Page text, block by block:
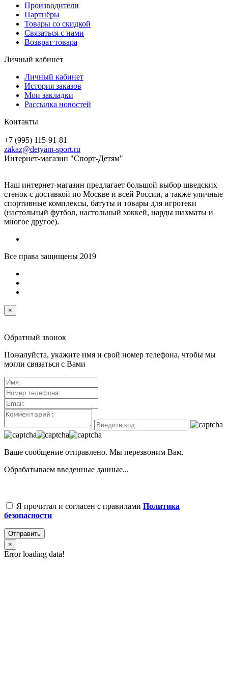
Производители
Партнёры
Товары со скидкой
Связаться с нами
Возврат товара
Личный кабинет
Личный кабинет
История заказов
Мои закладки
Рассылка новостей
Контакты
+7 (995) 115-91-81
zakaz@detyam-sport.ru
Интернет-магазин "Спорт-Детям"
Наш интернет-магазин предлагает большой выбор шведских
стенок с доставкой по Москве и всей России, а также уличные
спортивные комплексы, батуты и товары для игротеки
(настольный футбол, настольный хоккей, нарды шахматы и
многое другое).
Все права защищены 2019
×
Обратный звонок
Пожалуйста, укажите имя и свой номер телефона, чтобы мы
могли связаться с Вами
Ваше сообщение отправлено. Мы перезвоним Вам.
Обрабатываем введенные данные...
Я прочитал и согласен с правилами Политика
безопасности
Отправить
×
Error loading data!